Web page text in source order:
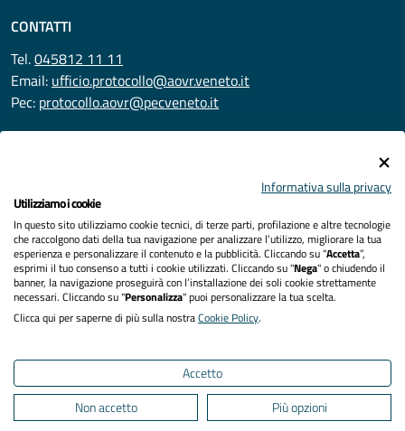
CONTATTI
Tel.045812 11 11
Email: ufficio.protocollo@aovr.veneto.it
Pec: protocollo.aovr@pecveneto.it
Privacy
Accessibilità
Note legali
Area Riservata
Informativa sulla privacy
Utilizziamo i cookie
In questo sito utilizziamo cookie tecnici, di terze parti, profilazione e altre tecnologie
che raccolgono dati della tua navigazione per analizzare l’utilizzo, migliorare la tua
esperienza e personalizzare il contenuto e la pubblicità. Cliccando su “Accetta”,
esprimi il tuo consenso a tutti i cookie utilizzati. Cliccando su "Nega" o chiudendo il
banner, la navigazione proseguirà con l’installazione dei soli cookie strettamente
necessari. Cliccando su "Personalizza" puoi personalizzare la tua scelta.
Clicca qui per saperne di più sulla nostraCookie Policy.
Accetto
Non accetto
Più opzioni